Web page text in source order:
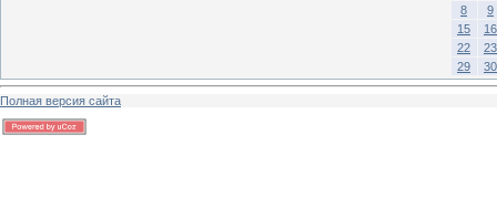
8
9
15
16
22
23
29
30
Полная версия сайта